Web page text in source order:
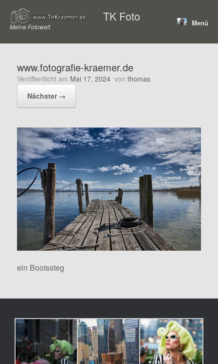
Inhalt
springen
TK Foto
Meine Fotowelt Menü
www.fotografie-kraemer.de
Veröffentlicht am Mai 17, 2024 von thomas
Nächster →
ein Bootssteg